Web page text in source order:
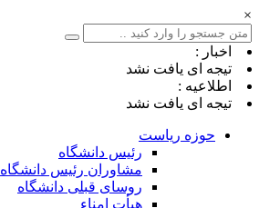
×
اخبار :
تیجه ای یافت نشد
اطلاعیه :
تیجه ای یافت نشد
حوزه ریاست
رئیس دانشگاه
مشاوران رئیس دانشگاه
روسای قبلی دانشگاه
هیأت امناء